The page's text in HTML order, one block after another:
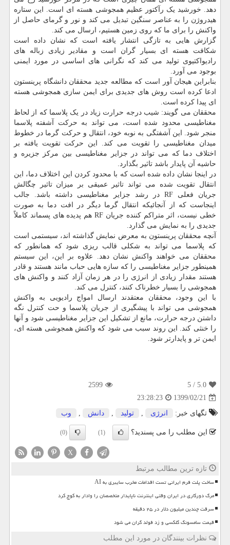
دهد. خورشید یک رآکتور عظیم همجوشی هسته ای است. این ستاره
هیدروژن را به عناصر سنگین تبدیل می کند و نور و گرمای حاصل از
واکنش را برای ما که روی زمین هستیم، ارسال می کند.
گزارش هایی به تازگی انتشار یافته است که نشان داده است
شکافت هسته ای بسیار گران است و مقادیر زیادی زباله های
رادیواکتیوی تولید می کند که نگرانی های اساسی در مورد ایمنی
بوجود می آورد.
بنابراین هیجان آور است که مطالعه جدید محققان دانشگاه پرینستون
ادعا کرده است روش های جدیدی برای ایمن سازی همجوشی هسته
ای پیدا کرده است.
محققان می گویند: شیب درجه حرارت زیاد در یک پلاسما که از لحاظ
مغناطیسی محدود شده است، می تواند به حرکت آشفته پلاسما
منجر شود. این آشفتگی به نوبه خود، انتقال و حرکت گرما در خطوط
میدان مغناطیسی را تقویت می کند. این حرکت تقویت یافته بر
اختلاف دما که می تواند در جزایر مغناطیسی بین مرکز جزیره و
حاشیه آن پایدار باشد تاثیر بگذارد.
در اینجا نشان داده شده است که با محدود کردن این اختلاف دما، این
انتقال تقویت شده می تواند تاثیر عمیقی بر میزان تاثیر چگالش
جریان فعلی RF در رشد جزایر مغناطیسی داشته باشد. جالب
اینجاست که از آنجائیکه انتقال گرما دیگر در افت دما به صورت
خطی نیست، اثر متراکم کننده جریان RF هم پدیده های پسماند کاملاً
جدیدی را به نمایش می گذارد.
آنچه محققان پرینستون به معرض نمایش گذاشته اند، سیستمی است
که پلاسما می تواند به شکلی قالب ریزی شود که همانطور که
محققان می خواهند واکنش نشان دهد. علاوه بر این، این سیستم
همینطور جزایر مغناطیسی را که سازه هایی حباب مانند هستند و قادر
هستند مقدار زیادی از انرژی را در هر زمان آزاد کنند و واکنش های
همجوشی را بسیار خطرناک کنند، کنترل می کند.
با این وجود، محققان معتقدند ارسال امواج رادیویی به واکنش
همجوشی می تواند با پیشگیری از جریان پلاسما و حت کنترل نگه
داشتن درجه حرارت، مانع از تشکیل این جزایر مغناطیسی شود و آنها
را خنثی کند. این روند سبب می شود که واکنش همجوشی هسته ای،
ایمن تر و پایدارتر شود.
5.0
/ 5
2599
1399/02/21
23:28:23
تگهای خبر:
انرژی , تولید , دانش , وب
این مطلب را می پسندید؟ (1)
(0)
X
تازه ترین مطالب مرتبط
ساخت پلت فرم ایرانی تست اقدامات مخرب سایبری به AI
مرگ دورکاری در ایران وقتی اینترنت ناپایدار متخصصان را وادار به کوچ کرد
سرقت چندین میلیون دلار در ۲۵ دقیقه
قیمت سامسونگ گلکسی و زد فولد گران می شود
نظرات بینندگان در مورد این مطلب